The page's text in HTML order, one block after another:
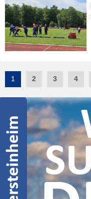
Post
navigation
1 2 3 4